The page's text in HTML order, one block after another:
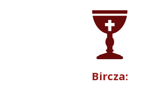
Bircza: